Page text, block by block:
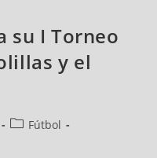
su I Torneo
y el
Fútbol